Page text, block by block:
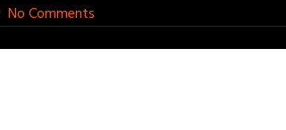
No Comments